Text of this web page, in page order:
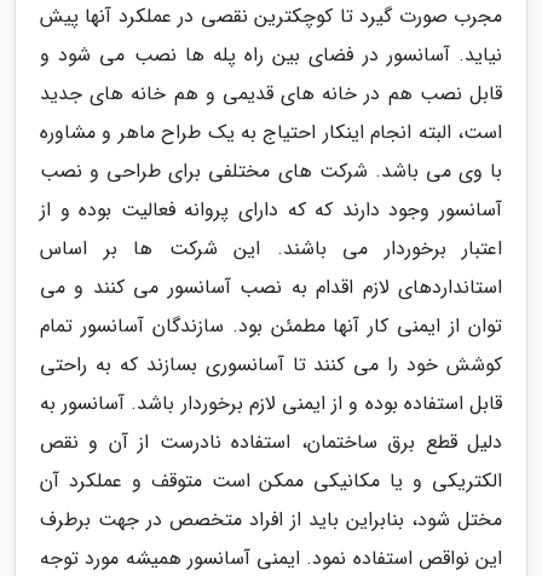
مجرب صورت گیرد تا کوچکترین نقصی در عملکرد آنها پیش
نیاید. آسانسور در فضای بین راه پله ها نصب می شود و
قابل نصب هم در خانه های قدیمی و هم خانه های جدید
است، البته انجام اینکار احتیاج به یک طراح ماهر و مشاوره
با وی می باشد. شرکت های مختلفی برای طراحی و نصب
آسانسور وجود دارند که که دارای پروانه فعالیت بوده و از
اعتبار برخوردار می باشند. این شرکت ها بر اساس
استانداردهای لازم اقدام به نصب آسانسور می کنند و می
توان از ایمنی کار آنها مطمئن بود. سازندگان آسانسور تمام
کوشش خود را می کنند تا آسانسوری بسازند که به راحتی
قابل استفاده بوده و از ایمنی لازم برخوردار باشد. آسانسور به
دلیل قطع برق ساختمان، استفاده نادرست از آن و نقص
الکتریکی و یا مکانیکی ممکن است متوقف و عملکرد آن
مختل شود، بنابراین باید از افراد متخصص در جهت برطرف
این نواقص استفاده نمود. ایمنی آسانسور همیشه مورد توجه